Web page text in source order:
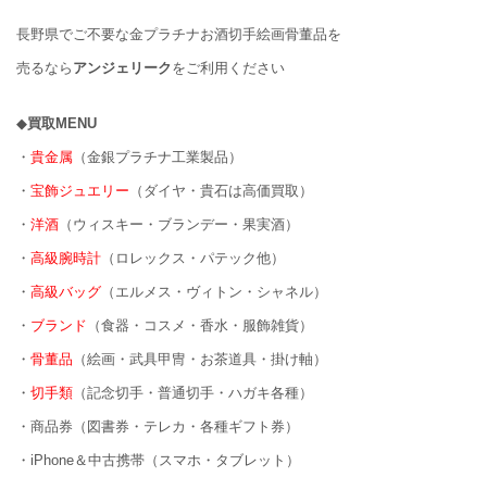
長野県でご不要な金プラチナお酒切手絵画骨董品を
売るなら アンジェリーク をご利用ください
◆買取MENU
・ 貴金属 （金銀プラチナ工業製品）
・ 宝飾ジュエリー （ダイヤ・貴石は高価買取）
・ 洋酒 （ウィスキー・ブランデー・果実酒）
・ 高級腕時計 （ロレックス・パテック他）
・ 高級バッグ （エルメス・ヴィトン・シャネル）
・ ブランド （食器・コスメ・香水・服飾雑貨）
・ 骨董品 （絵画・武具甲冑・お茶道具・掛け軸）
・ 切手類 （記念切手・普通切手・ハガキ各種）
・商品券（図書券・テレカ・各種ギフト券）
・iPhone＆中古携帯（スマホ・タブレット）